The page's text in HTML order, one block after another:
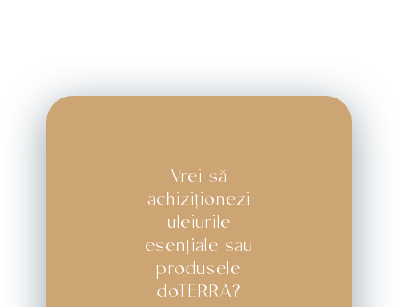
Vrei să
achiziționezi
uleiurile
esențiale sau
produsele
doTERRA?